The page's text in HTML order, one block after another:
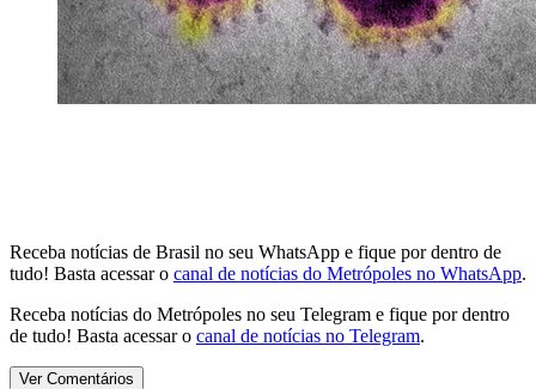
Receba notícias de Brasil no seu WhatsApp e fique por dentro de
tudo! Basta acessar o canal de notícias do Metrópoles no WhatsApp.
Receba notícias do Metrópoles no seu Telegram e fique por dentro
de tudo! Basta acessar o canal de notícias no Telegram.
Ver Comentários